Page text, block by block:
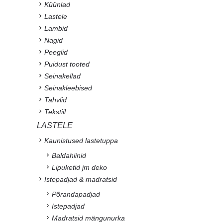
Küünlad
Lastele
Lambid
Nagid
Peeglid
Puidust tooted
Seinakellad
Seinakleebised
Tahvlid
Tekstiil
LASTELE
Kaunistused lastetuppa
Baldahiinid
Lipuketid jm deko
Istepadjad & madratsid
Põrandapadjad
Istepadjad
Madratsid mängunurka